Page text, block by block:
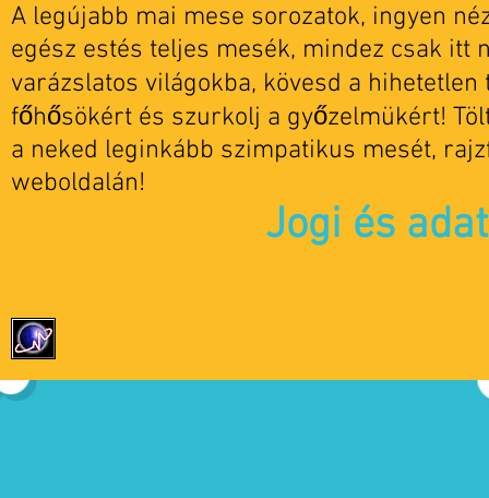
A legújabb mai mese sorozatok, ingyen
egész estés teljes mesék, mindez csak itt
varázslatos világokba, kövesd a
főhősökért és szurkolj a győzelmükért!
a neked leginkább szimpatikus mesét,
weboldalán!
Jogi és